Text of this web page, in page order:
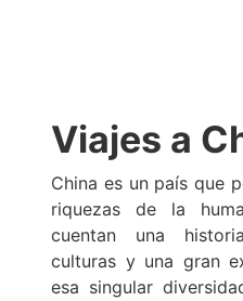
Viajes a
China es un país que
riquezas de la
cuentan una
culturas y una gran
esa singular